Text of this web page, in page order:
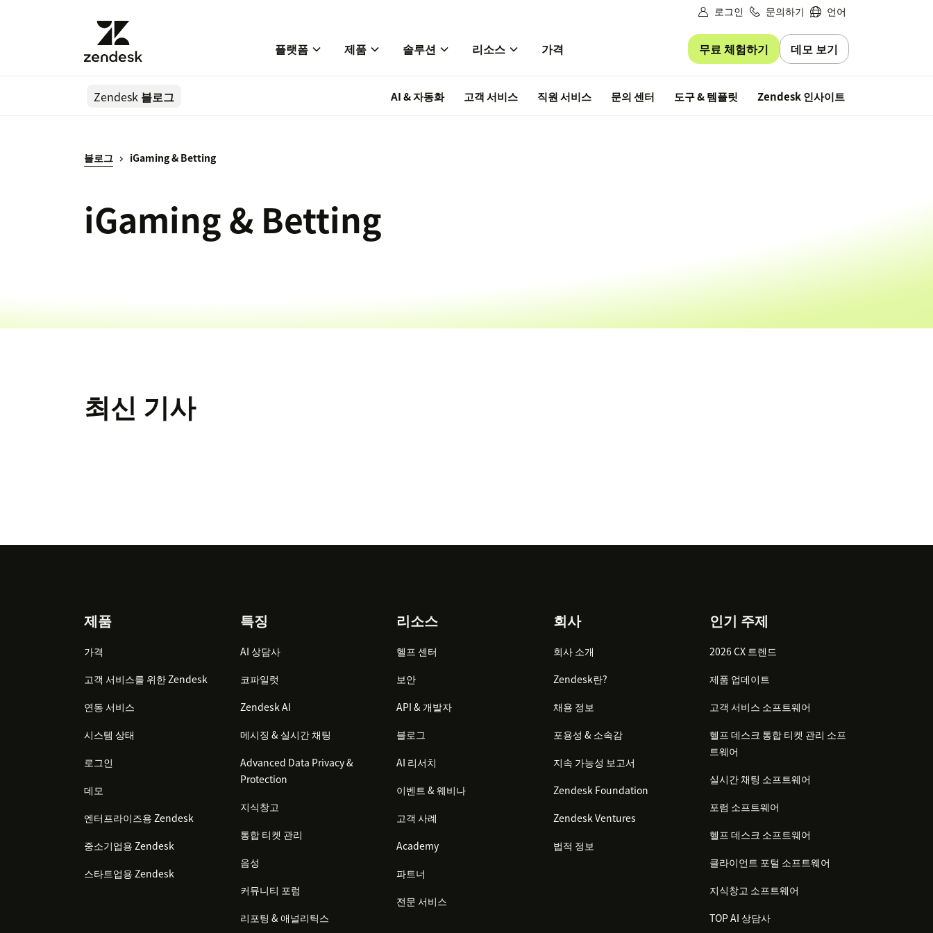
로그인 문의하기 언어
플랫폼 제품 솔루션 리소스 가격 무료 체험하기 데모 보기
Zendesk 블로그 AI & 자동화 고객 서비스 직원 서비스 문의 센터 도구 & 템플릿 Zendesk 인사이트
블로그 iGaming & Betting
iGaming & Betting
최신 기사
제품
가격
고객 서비스를 위한 Zendesk
연동 서비스
시스템 상태
로그인
데모
엔터프라이즈용 Zendesk
중소기업용 Zendesk
스타트업용 Zendesk
특징
AI 상담사
코파일럿
Zendesk AI
메시징 & 실시간 채팅
Advanced Data Privacy &
Protection
지식창고
통합 티켓 관리
음성
커뮤니티 포럼
리포팅 & 애널리틱스
리소스
헬프 센터
보안
API & 개발자
블로그
AI 리서치
이벤트 & 웨비나
고객 사례
Academy
파트너
전문 서비스
회사
회사 소개
Zendesk란?
채용 정보
포용성 & 소속감
지속 가능성 보고서
Zendesk Foundation
Zendesk Ventures
법적 정보
인기 주제
2026 CX 트렌드
제품 업데이트
고객 서비스 소프트웨어
헬프 데스크 통합 티켓 관리 소프
트웨어
실시간 채팅 소프트웨어
포럼 소프트웨어
헬프 데스크 소프트웨어
클라이언트 포털 소프트웨어
지식창고 소프트웨어
TOP AI 상담사